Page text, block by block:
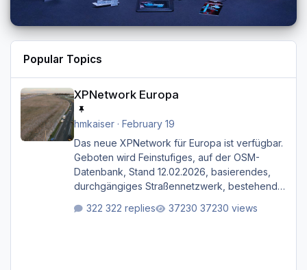
Popular Topics
XPNetwork Europa
hmkaiser· February 19
Das neue XPNetwork für Europa ist verfügbar.
Geboten wird Feinstufiges, auf der OSM-
Datenbank, Stand 12.02.2026, basierendes,
durchgängiges Straßen­netzwerk, bestehend
sekundären, tertiären und sonstigen Straßen,
322 replies 37230 views